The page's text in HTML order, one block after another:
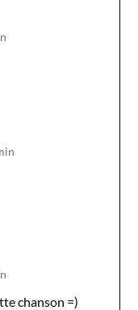
chanson =)